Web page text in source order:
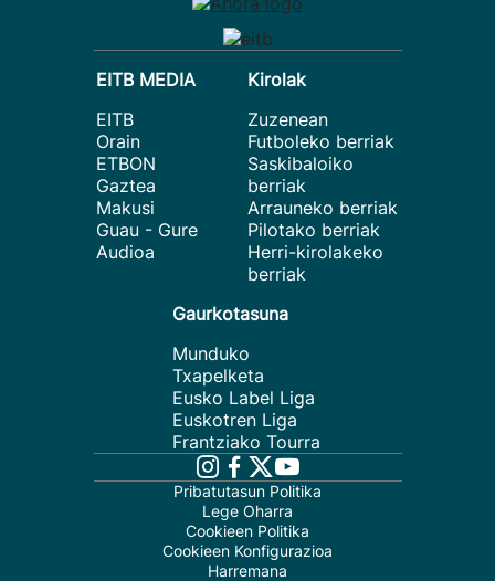
EITB MEDIA
EITB
Orain
ETBON
Gaztea
Makusi
Guau - Gure
Audioa
Kirolak
Zuzenean
Futboleko berriak
Saskibaloiko
berriak
Arrauneko berriak
Pilotako berriak
Herri-kirolakeko
berriak
Gaurkotasuna
Munduko
Txapelketa
Eusko Label Liga
Euskotren Liga
Frantziako Tourra
Pribatutasun Politika
Lege Oharra
Cookieen Politika
Cookieen Konfigurazioa
Harremana